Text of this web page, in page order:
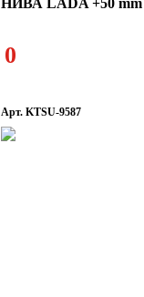
НИВА LADA +50 mm
0
Арт. KTSU-9587